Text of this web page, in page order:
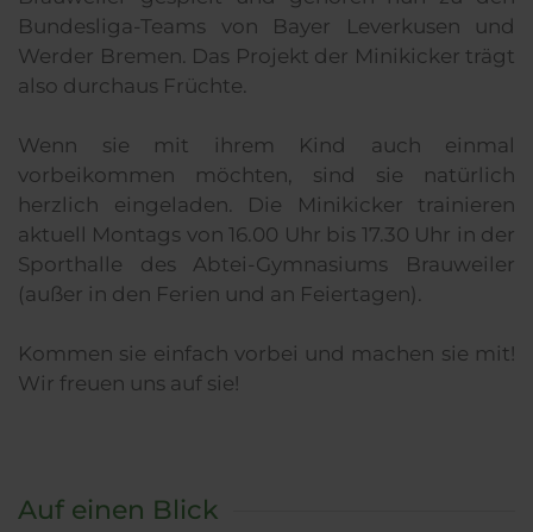
Bundesliga-Teams von Bayer Leverkusen und
Werder Bremen. Das Projekt der Minikicker trägt
also durchaus Früchte.
Wenn sie mit ihrem Kind auch einmal
vorbeikommen möchten, sind sie natürlich
herzlich eingeladen. Die Minikicker trainieren
aktuell Montags von 16.00 Uhr bis 17.30 Uhr in der
Sporthalle des Abtei-Gymnasiums Brauweiler
(außer in den Ferien und an Feiertagen).
Kommen sie einfach vorbei und machen sie mit!
Wir freuen uns auf sie!
Auf einen Blick